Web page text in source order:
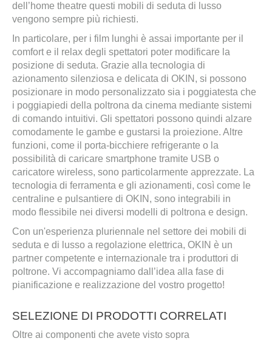
dell’home theatre questi mobili di seduta di lusso
vengono sempre più richiesti.
In particolare, per i film lunghi è assai importante per il
comfort e il relax degli spettatori poter modificare la
posizione di seduta. Grazie alla tecnologia di
azionamento silenziosa e delicata di OKIN, si possono
posizionare in modo personalizzato sia i poggiatesta che
i poggiapiedi della poltrona da cinema mediante sistemi
di comando intuitivi. Gli spettatori possono quindi alzare
comodamente le gambe e gustarsi la proiezione. Altre
funzioni, come il porta-bicchiere refrigerante o la
possibilità di caricare smartphone tramite USB o
caricatore wireless, sono particolarmente apprezzate. La
tecnologia di ferramenta e gli azionamenti, così come le
centraline e pulsantiere di OKIN, sono integrabili in
modo flessibile nei diversi modelli di poltrona e design.
Con un'esperienza pluriennale nel settore dei mobili di
seduta e di lusso a regolazione elettrica, OKIN è un
partner competente e internazionale tra i produttori di
poltrone. Vi accompagniamo dall’idea alla fase di
pianificazione e realizzazione del vostro progetto!
SELEZIONE DI PRODOTTI CORRELATI
Oltre ai componenti che avete visto sopra